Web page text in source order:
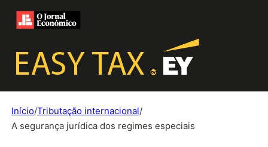
Início/Tributação internacional/
A segurança jurídica dos regimes especiais